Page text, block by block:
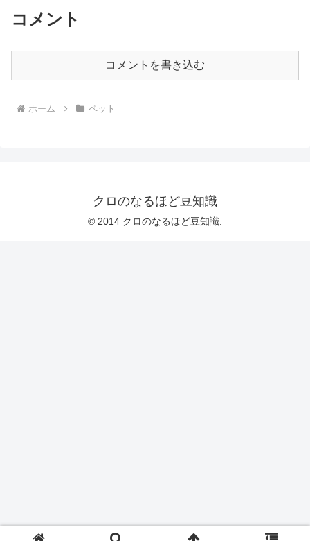
コメント
コメントを書き込む
ホーム ペット
クロのなるほど豆知識
© 2014 クロのなるほど豆知識.